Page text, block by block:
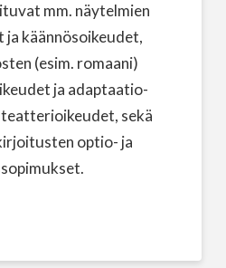
mm. näytelmien
ja käännösoikeudet,
(esim. romaani)
ja adaptaatio-
sekä
optio- ja